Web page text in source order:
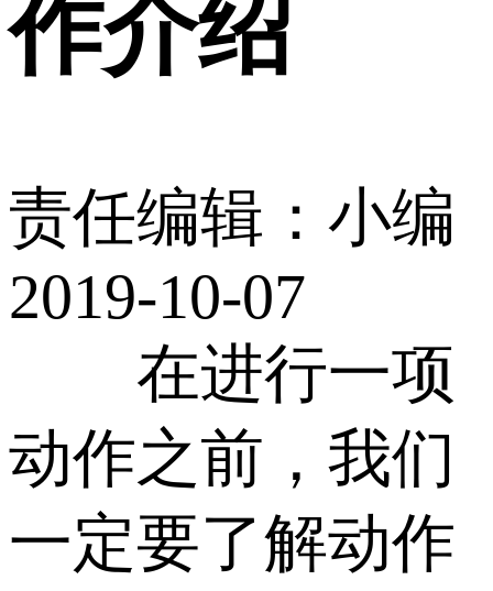
作介绍
责任编辑：小编
2019-10-07
在进行一项
动作之前，我们
一定要了解动作